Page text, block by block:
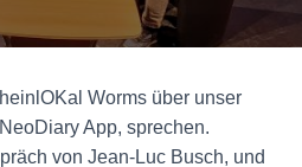
H
Worms über unser
App, sprechen.
von Jean-Luc Busch, und